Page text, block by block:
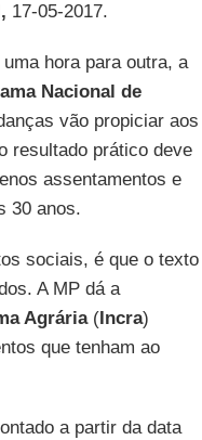
17-05-2017.
hora para outra, a
Nacional de
vão propiciar aos
resultado prático deve
assentamentos e
30 anos.
sociais, é que o texto
A MP dá a
Agrária(Incra)
que tenham ao
a partir da data